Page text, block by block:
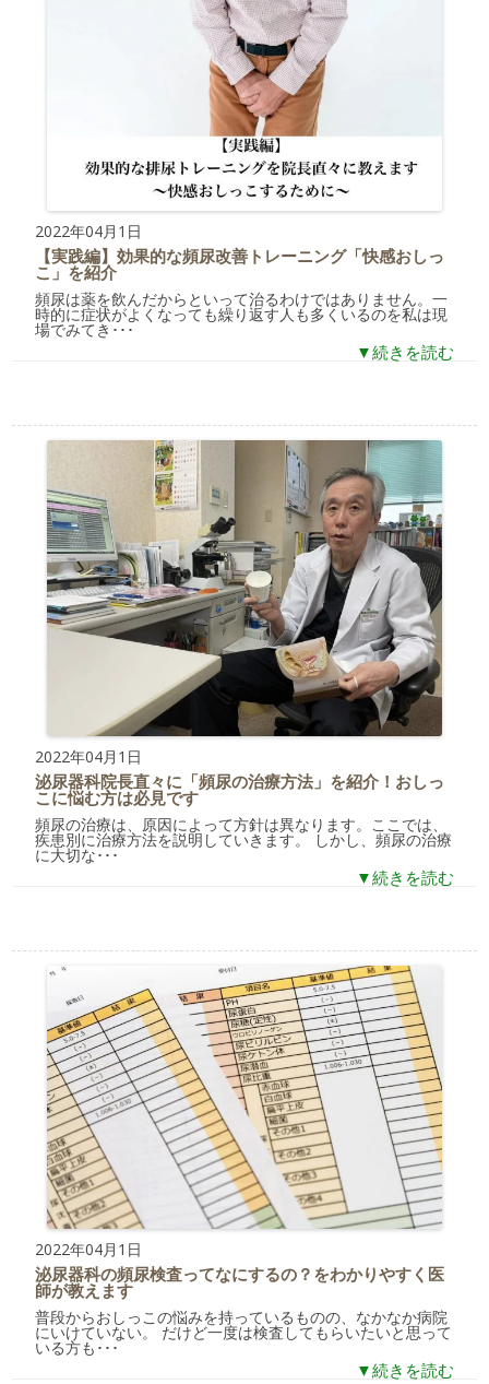
2022年04月1日
【実践編】効果的な頻尿改善トレーニング「快感おしっ
こ」を紹介
頻尿は薬を飲んだからといって治るわけではありません。一
時的に症状がよくなっても繰り返す人も多くいるのを私は現
場でみてき･･･
▼続きを読む
2022年04月1日
泌尿器科院長直々に「頻尿の治療方法」を紹介！おしっ
こに悩む方は必見です
頻尿の治療は、原因によって方針は異なります。ここでは、
疾患別に治療方法を説明していきます。 しかし、頻尿の治療
に大切な･･･
▼続きを読む
2022年04月1日
泌尿器科の頻尿検査ってなにするの？をわかりやすく医
師が教えます
普段からおしっこの悩みを持っているものの、なかなか病院
にいけていない。 だけど一度は検査してもらいたいと思って
いる方も･･･
▼続きを読む